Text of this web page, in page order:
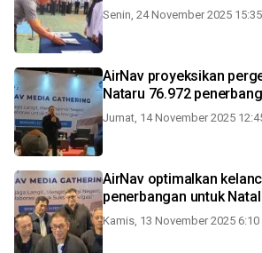
Senin, 24 November 2025 15:35
AirNav proyeksikan
Nataru 76.972
Jumat, 14 November 2025
AirNav optimalkan
penerbangan untuk
Kamis, 13 November 2025 6:10